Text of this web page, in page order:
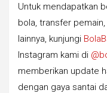
Untuk mendapatkan
bola, transfer
lainnya, kunjungi
Instagram kami di
memberikan update
dengan gaya santai